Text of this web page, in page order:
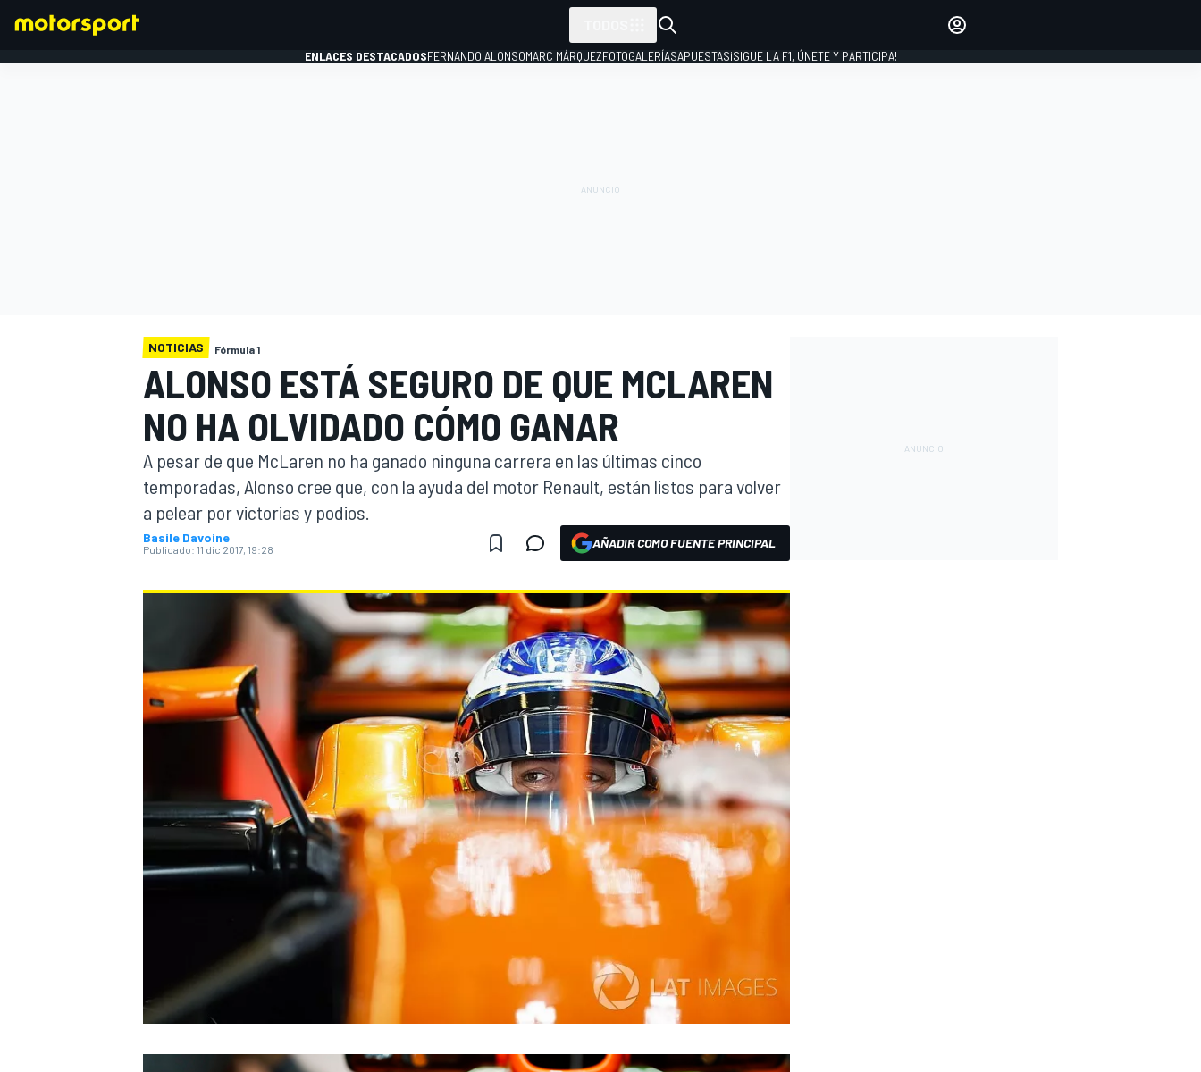
WEC FÓRMULA E
ENLACES DESTACADOSFERNANDO ALONSOMARC MÁRQUEZFOTOGALERÍASAPUESTAS¡SIGUE LA F1, ÚNETE Y PARTICIPA!
NOTICIAS Fórmula 1
ALONSO ESTÁ SEGURO DE QUE MCLAREN
NO HA OLVIDADO CÓMO GANAR
A pesar de que McLaren no ha ganado ninguna carrera en las últimas cinco
temporadas, Alonso cree que, con la ayuda del motor Renault, están listos para volver
a pelear por victorias y podios.
Basile Davoine
Publicado: 11 dic 2017, 19:28 AÑADIR COMO FUENTE PRINCIPAL